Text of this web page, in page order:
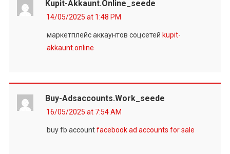
Kupit-Akkaunt.online_seede
14/05/2025 at 1:48 PM
маркетплейс аккаунтов соцсетей kupit-
akkaunt.online
Buy-Adsaccounts.work_seede
16/05/2025 at 7:54 AM
buy fb accountfacebook ad accounts for sale